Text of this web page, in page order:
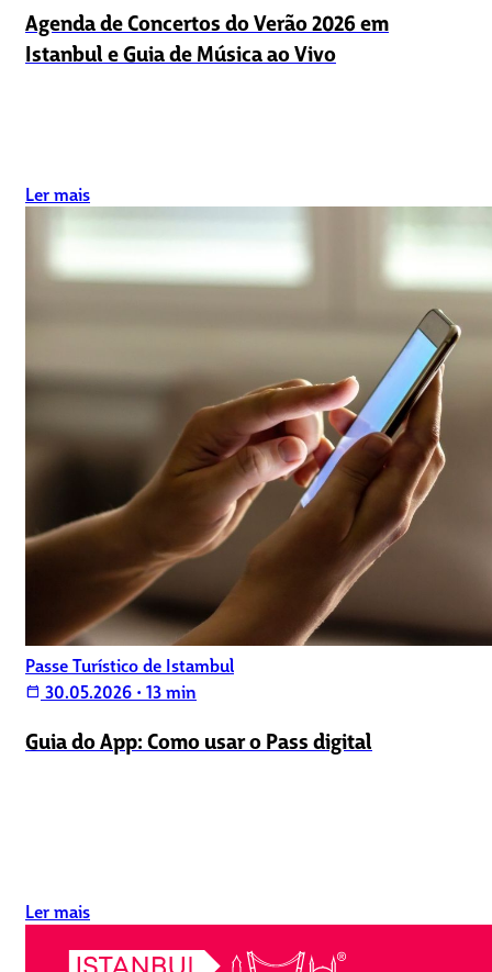
Agenda de Concertos do Verão 2026 em
Istanbul e Guia de Música ao Vivo
Ler mais
Passe Turístico de Istambul
calendar_today 30.05.2026 • 13 min
Guia do App: Como usar o Pass digital
Ler mais